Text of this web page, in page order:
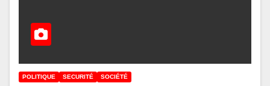
POLITIQUE SECURITÉ SOCIÉTÉ